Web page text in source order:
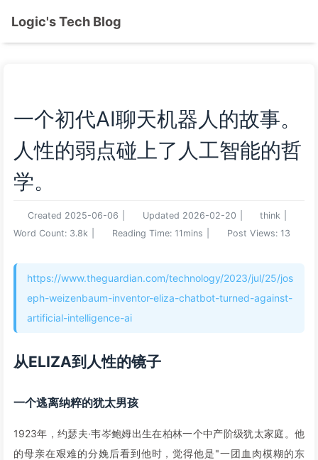
Logic's Tech Blog
一个初代AI聊天机器人的故事。
人性的弱点碰上了人工智能的哲
学。
Created 2025-06-06 Updated 2026-02-20 think
Word Count: 3.8k Reading Time: 11mins Post Views: 13
https://www.theguardian.com/technology/2023/jul/25/jos
eph-weizenbaum-inventor-eliza-chatbot-turned-against-
artificial-intelligence-ai
从ELIZA到人性的镜子
一个逃离纳粹的犹太男孩
1923年，约瑟夫·韦岑鲍姆出生在柏林一个中产阶级犹太家庭。他
的母亲在艰难的分娩后看到他时，觉得他是"一团血肉模糊的东